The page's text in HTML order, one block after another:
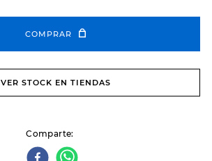
COMPRAR
VER STOCK EN TIENDAS
Comparte